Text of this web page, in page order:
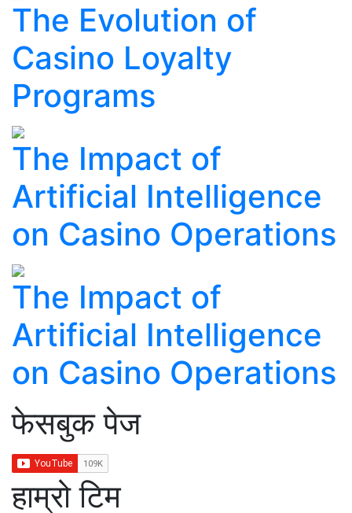
The Evolution of
Casino Loyalty
Programs
The Impact of
Artificial Intelligence
on Casino Operations
The Impact of
Artificial Intelligence
on Casino Operations
फेसबुक पेज
हाम्रो टिम